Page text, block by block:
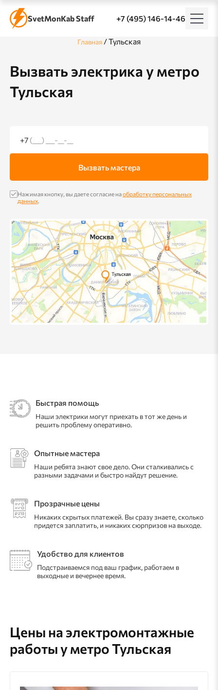
SvetMonKab Staff +7 (495) 146-14-46
Главная /Тульская
Вызвать электрика у метро
Тульская
+7 (___) ___-__-__
Вызвать мастера
Нажимая кнопку, вы даете согласие наобработку персональных
данных.
Быстрая помощь
Наши электрики могут приехать в тот же день и
решить проблему оперативно.
Опытные мастера
Наши ребята знают свое дело. Они сталкивались с
разными задачами и быстро найдут решение.
Прозрачные цены
Никаких скрытых платежей. Вы сразу знаете, сколько
придется заплатить, и никаких сюрпризов на выходе.
Удобство для клиентов
Подстраиваемся под ваш график, работаем в
выходные и вечернее время.
Цены на электромонтажные
работыу метро Тульская